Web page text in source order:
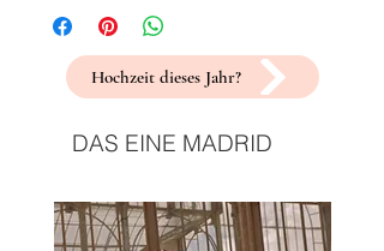
Hochzeit dieses Jahr?
DAS EINE MADRID